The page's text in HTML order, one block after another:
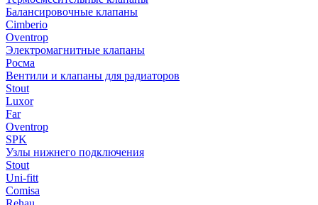
Балансировочные клапаны
Cimberio
Oventrop
Электромагнитные клапаны
Росма
Вентили и клапаны для радиаторов
Stout
Luxor
Far
Oventrop
SPK
Узлы нижнего подключения
Stout
Uni-fitt
Comisa